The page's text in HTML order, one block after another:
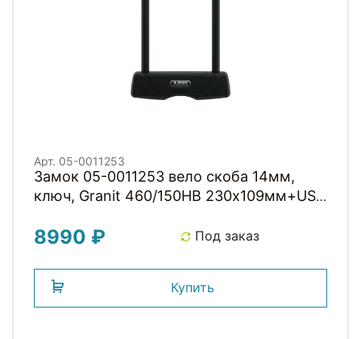
Арт. 05-0011253
Замок 05-0011253 вело скоба 14мм,
ключ, Granit 460/150HB 230х109мм+US
черный ABUS
8990 ₽ Под заказ
Купить